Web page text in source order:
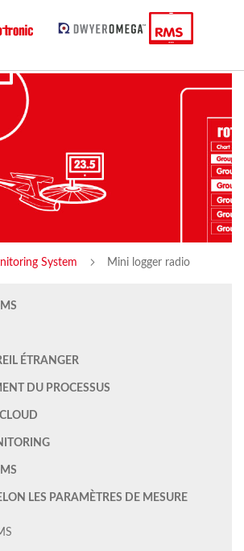
System Mini logger radio
ÉTRANGER
DU PROCESSUS
LES PARAMÈTRES DE MESURE